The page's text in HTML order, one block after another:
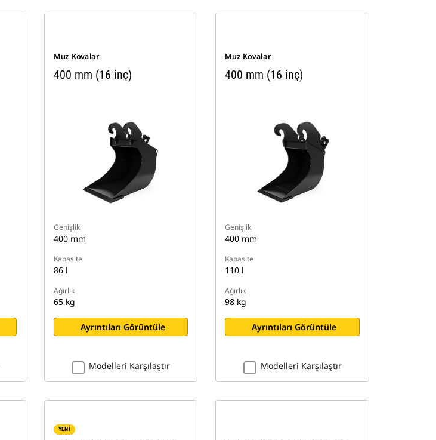
Muz Kovalar
400 mm (16 inç)
Genişlik
400 mm
Kapasite
86 l
Ağırlık
65 kg
Ayrıntıları Görüntüle
Modelleri Karşılaştır
Muz Kovalar
400 mm (16 inç)
Genişlik
400 mm
Kapasite
110 l
Ağırlık
98 kg
Ayrıntıları Görüntüle
Modelleri Karşılaştır
YENİ